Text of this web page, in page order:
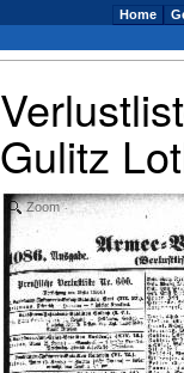
Gulitz
Zoom
Home